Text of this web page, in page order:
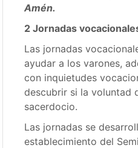
Amén.
2 Jornadas
Las jornadas
ayudar a los varones,
con inquietudes
descubrir si la voluntad
sacerdocio.
Las jornadas se
establecimiento del